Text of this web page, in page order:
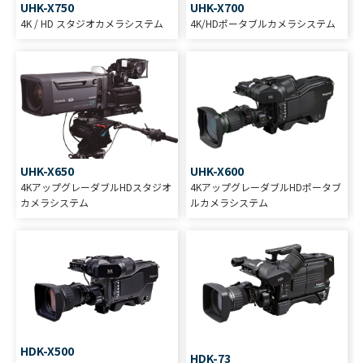
UHK-X750
4K / HD スタジオカメラシステム
UHK-X700
4K/HDポータブルカメラシステム
UHK-X650
4KアップグレーダブルHDスタジオ
カメラシステム
UHK-X600
4KアップグレーダブルHDポータブ
ルカメラシステム
HDK-X500 HDK-73